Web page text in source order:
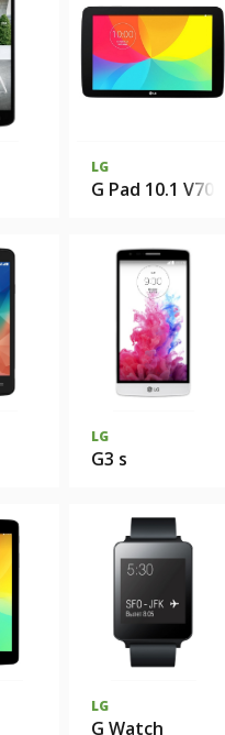
LG
G Pad 10.1 V700
LG
G3 s
LG
G Watch